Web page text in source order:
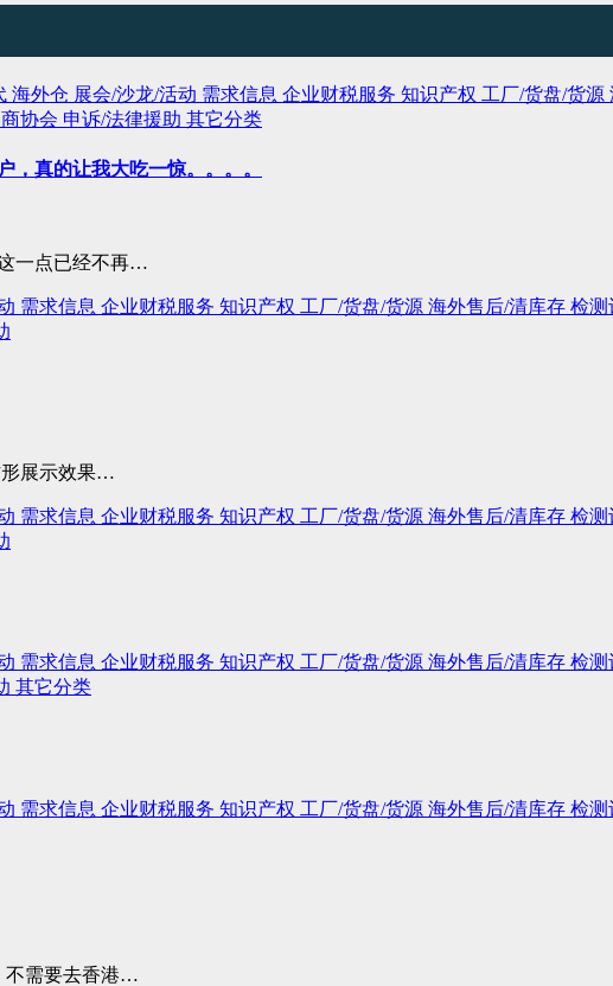
海外仓 展会/沙龙/活动 需求信息 企业财税服务 知识产权 工厂/货盘/货源
商协会 申诉/法律援助 其它分类
，真的让我大吃一惊。。。。
一点已经不再…
需求信息 企业财税服务 知识产权 工厂/货盘/货源 海外售后/清库存 检测
形展示效果…
需求信息 企业财税服务 知识产权 工厂/货盘/货源 海外售后/清库存 检测
需求信息 企业财税服务 知识产权 工厂/货盘/货源 海外售后/清库存 检测
其它分类
需求信息 企业财税服务 知识产权 工厂/货盘/货源 海外售后/清库存 检测
不需要去香港…